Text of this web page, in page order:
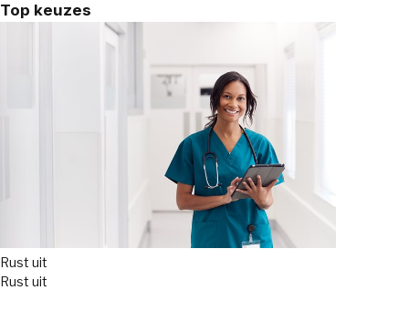
Top keuzes
Rust uit
Rust uit